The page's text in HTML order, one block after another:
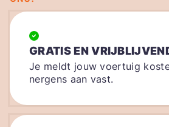
GRATIS EN
Je meldt jouw voertuig
nergens aan vast.